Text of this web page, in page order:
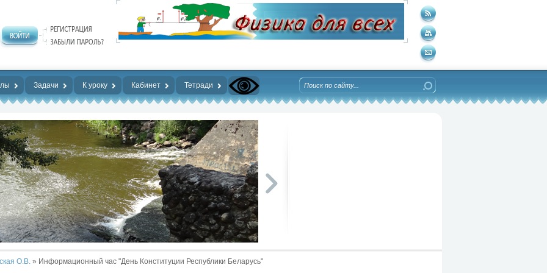
Задачи К уроку Кабинет Тетради
О.В. » Информационный час "День Конституции Республики Беларусь"